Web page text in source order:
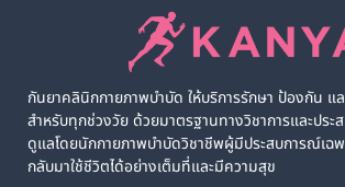
กันยาคลินิกกายภาพบำบัด ให้บริการรักษา ป้องกัน แ
สำหรับทุกช่วงวัย ด้วยมาตรฐานทางวิชาการและปร
ดูแลโดยนักกายภาพบำบัดวิชาชีพผู้มีประสบการณ์เฉ
กลับมาใช้ชีวิตได้อย่างเต็มที่และมีความสุข